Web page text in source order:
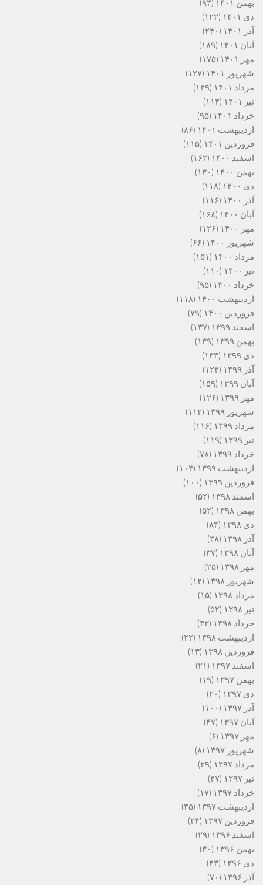
بهمن ۱۴۰۱
(۹۳)
دی ۱۴۰۱
(۱۲۲)
آذر ۱۴۰۱
(۲۴۰)
آبان ۱۴۰۱
(۱۸۹)
مهر ۱۴۰۱
(۱۷۵)
شهریور ۱۴۰۱
(۱۲۷)
مرداد ۱۴۰۱
(۱۴۹)
تیر ۱۴۰۱
(۱۱۴)
خرداد ۱۴۰۱
(۹۵)
اردیبهشت ۱۴۰۱
(۸۶)
فروردین ۱۴۰۱
(۱۱۵)
اسفند ۱۴۰۰
(۱۶۲)
بهمن ۱۴۰۰
(۱۳۰)
دی ۱۴۰۰
(۱۱۸)
آذر ۱۴۰۰
(۱۱۶)
آبان ۱۴۰۰
(۱۶۸)
مهر ۱۴۰۰
(۱۲۶)
شهریور ۱۴۰۰
(۶۶)
مرداد ۱۴۰۰
(۱۵۱)
تیر ۱۴۰۰
(۱۱۰)
خرداد ۱۴۰۰
(۹۵)
اردیبهشت ۱۴۰۰
(۱۱۸)
فروردین ۱۴۰۰
(۷۹)
اسفند ۱۳۹۹
(۱۳۷)
بهمن ۱۳۹۹
(۱۳۹)
دی ۱۳۹۹
(۱۳۳)
آذر ۱۳۹۹
(۱۲۴)
آبان ۱۳۹۹
(۱۵۹)
مهر ۱۳۹۹
(۱۲۶)
شهریور ۱۳۹۹
(۱۱۲)
مرداد ۱۳۹۹
(۱۱۶)
تیر ۱۳۹۹
(۱۱۹)
خرداد ۱۳۹۹
(۷۸)
اردیبهشت ۱۳۹۹
(۱۰۴)
فروردین ۱۳۹۹
(۱۰۰)
اسفند ۱۳۹۸
(۵۲)
بهمن ۱۳۹۸
(۵۲)
دی ۱۳۹۸
(۸۴)
آذر ۱۳۹۸
(۳۸)
آبان ۱۳۹۸
(۳۷)
مهر ۱۳۹۸
(۲۵)
شهریور ۱۳۹۸
(۱۲)
مرداد ۱۳۹۸
(۱۵)
تیر ۱۳۹۸
(۵۲)
خرداد ۱۳۹۸
(۳۳)
اردیبهشت ۱۳۹۸
(۲۲)
فروردین ۱۳۹۸
(۱۳)
اسفند ۱۳۹۷
(۲۱)
بهمن ۱۳۹۷
(۱۹)
دی ۱۳۹۷
(۲۰)
آذر ۱۳۹۷
(۱۰۰)
آبان ۱۳۹۷
(۴۷)
مهر ۱۳۹۷
(۶)
شهریور ۱۳۹۷
(۸)
مرداد ۱۳۹۷
(۲۹)
تیر ۱۳۹۷
(۴۷)
خرداد ۱۳۹۷
(۱۷)
اردیبهشت ۱۳۹۷
(۳۵)
فروردین ۱۳۹۷
(۲۴)
اسفند ۱۳۹۶
(۲۹)
بهمن ۱۳۹۶
(۳۰)
دی ۱۳۹۶
(۴۳)
آذر ۱۳۹۶
(۷۰)